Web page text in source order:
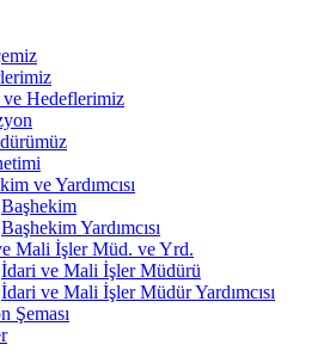
Hedeflerimiz
ve Yardımcısı
Başhekim
Başhekim Yardımcısı
Mali İşler Müd. ve Yrd.
İdari ve Mali İşler Müdürü
İdari ve Mali İşler Müdür Yardımcısı
Şeması